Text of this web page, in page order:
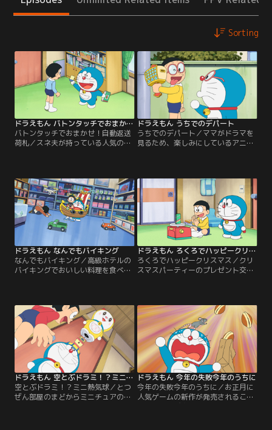
Sorting
ドラえもん バトンタッチでおまかせ！自動返送荷札
バトンタッチでおまかせ！自動返送
荷札／スネ夫が持っている人気のマ
夫もだれに貸したのかわからなくな
ってしまったのだという。それを聞
いたジャイアンは、わかったらただ
じゃおかない！と大激怒（げき
ど）！ところが、のび太が家に帰る
と…。
ドラえもん うちでのデパート
うちでのデパート／ママがドラマを
見るため、楽しみにしているアニメ
び太の家ではパパが野球中継（ちゅ
うけい）を見ていたため、チャンネ
ルを変えることができず、ガッカ
リ…。その後、ちょうど通りかかっ
たスネ夫にその話をしたところ…。
ドラえもん なんでもバイキング
なんでもバイキング／高級ホテルの
バイキングでおいしい料理を食べて
太だけ仲間はずれにされてしまう。
くやしがるのび太に泣きつかれたド
ラえもんが取り出したのは、船の形
の着ぐるみと海賊（かいぞく）風の
ぼうし。これは『なんでもバイキン
グ』というひみつ道具で…。
ドラえもん ろくろでハッピークリスマス
ろくろでハッピークリスマス／クリ
スマスパーティーのプレゼント交換
おこづかいの中で用意すると決めた
はずと指摘（してき）するのび太だ
ったが、スネ夫は自分のおこづかい
ならあと3つも買えると得意（とく
い）顔で…。
ドラえもん 空とぶドラミ！？ミニ熱気球
空とぶドラミ！？ミニ熱気球／とつ
ぜん部屋のまどからミニチュアの飛
ドラえもん 今年の失敗今年のうちに
今年の失敗今年のうちに／お正月に
人気ゲームの新作が発売されること
を知ったのび太は、大そうじ中のマ